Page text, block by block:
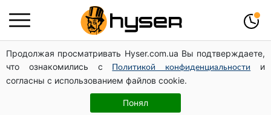
Продолжая просматривать Hyser.com.ua Вы подтверждаете,
что ознакомились с
Политикой конфиденциальности
и
согласны с использованием файлов cookie.
Понял
Українська авіатранспортна асоціація звернулася до
Мінфіну із закликом уніфікувати оподаткування
авіалізингу
Повністю гола Анна Трінчер блиснула "принадами":
таких розмірів ви ще не бачили